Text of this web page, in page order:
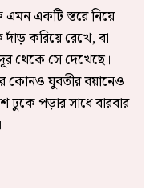
একটি স্তরে নিয়ে
করিয়ে রেখে, বা
থেকে সে দেখেছে।
কোনও যুবতীর বয়ানেও
ঢুকে পড়ার সাধে বারবার